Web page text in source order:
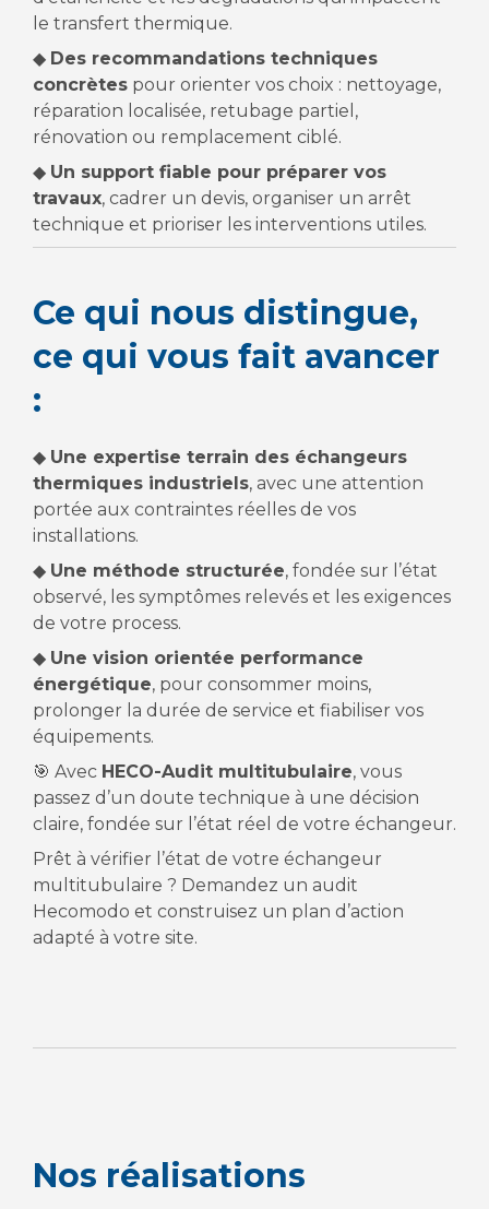
le transfert thermique.
◆ Des recommandations techniques
concrètes pour orienter vos choix : nettoyage,
réparation localisée, retubage partiel,
rénovation ou remplacement ciblé.
◆ Un support fiable pour préparer vos
travaux, cadrer un devis, organiser un arrêt
technique et prioriser les interventions utiles.
Ce qui nous distingue,
ce qui vous fait avancer
:
◆ Une expertise terrain des échangeurs
thermiques industriels, avec une attention
portée aux contraintes réelles de vos
installations.
◆ Une méthode structurée, fondée sur l’état
observé, les symptômes relevés et les exigences
de votre process.
◆ Une vision orientée performance
énergétique, pour consommer moins,
prolonger la durée de service et fiabiliser vos
équipements.
🎯 Avec HECO-Audit multitubulaire, vous
passez d’un doute technique à une décision
claire, fondée sur l’état réel de votre échangeur.
Prêt à vérifier l’état de votre échangeur
multitubulaire ? Demandez un audit
Hecomodo et construisez un plan d’action
adapté à votre site.
Nos réalisations